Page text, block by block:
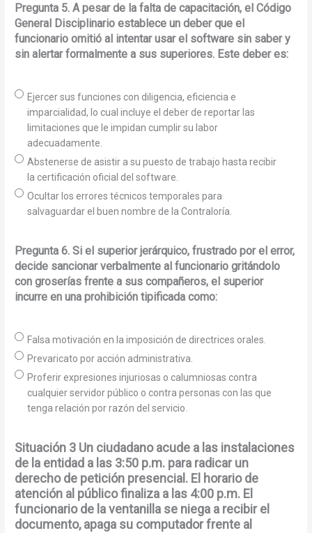
Pregunta 5. A pesar de la falta de capacitación, el Código
General Disciplinario establece un deber que el
funcionario omitió al intentar usar el software sin saber y
sin alertar formalmente a sus superiores. Este deber es:
Ejercer sus funciones con diligencia, eficiencia e
imparcialidad, lo cual incluye el deber de reportar las
limitaciones que le impidan cumplir su labor
adecuadamente.
Abstenerse de asistir a su puesto de trabajo hasta recibir
la certificación oficial del software.
Ocultar los errores técnicos temporales para
salvaguardar el buen nombre de la Contraloría.
Pregunta 6. Si el superior jerárquico, frustrado por el error,
decide sancionar verbalmente al funcionario gritándolo
con groserías frente a sus compañeros, el superior
incurre en una prohibición tipificada como:
Falsa motivación en la imposición de directrices orales.
Prevaricato por acción administrativa.
Proferir expresiones injuriosas o calumniosas contra
cualquier servidor público o contra personas con las que
tenga relación por razón del servicio.
Situación 3 Un ciudadano acude a las instalaciones
de la entidad a las 3:50 p.m. para radicar un
derecho de petición presencial. El horario de
atención al público finaliza a las 4:00 p.m. El
funcionario de la ventanilla se niega a recibir el
documento, apaga su computador frente al